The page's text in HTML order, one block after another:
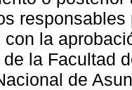
con la
la Facultad
de